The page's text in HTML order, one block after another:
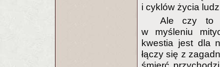
i cyklów życia
Ale czy to
w myśleniu
kwestia jest dla
łączy się z